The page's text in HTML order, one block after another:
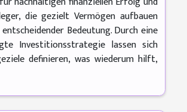
die gezielt Vermögen aufbauen
Bedeutung. Durch eine
Investitionsstrategie lassen sich
definieren, was wiederum hilft,